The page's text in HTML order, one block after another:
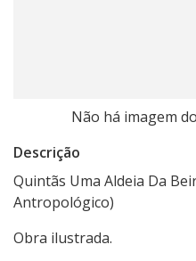
Não há imagem
Descrição
Quintãs Uma Aldeia Da
Antropológico)
Obra ilustrada.